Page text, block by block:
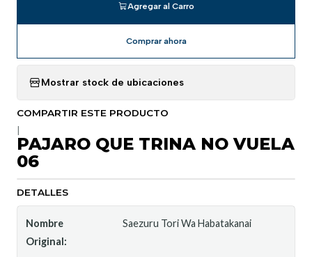
Agregar al Carro
Comprar ahora
Mostrar stock de ubicaciones
COMPARTIR ESTE PRODUCTO
|
PAJARO QUE TRINA NO VUELA
06
DETALLES
Nombre
Original:
Saezuru Tori Wa Habatakanai